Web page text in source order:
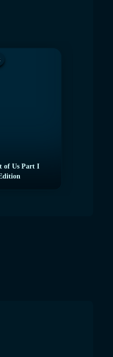
of Us Part I